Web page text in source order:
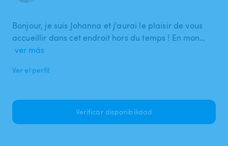
Bonjour, je suis Johanna et j'aurai le plaisir de vous
accueillir dans cet endroit hors du temps ! En mon…
ver más
Ver el perfil
Verificar disponibilidad